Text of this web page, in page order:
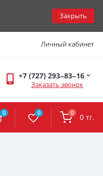
Закрыть
Личный кабинет
+7 (727) 293‒83‒16
Заказать звонок
0 0 0 0 тг.